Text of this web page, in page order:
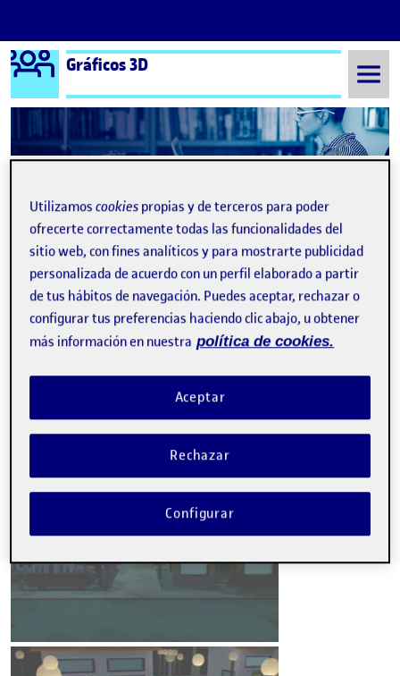
Saltar al contenido
Logo Ágora
Gráficos 3D
Navegación de entradas
Anterior: práctica final – Gráficos 3D Siguiente
Publicado porPráctica final
Publicado por
Antonio Ferrer Callejas
Visibilidad:
Pública - Fecha de publicación
2 Ene 2022 2 enero, 2022 9:47 pm
comentario en Práctica final
Os muestro mi trabajado realizado en la Práctica, espero que
Utilizamoscookies propias y de terceros para poder
ofrecerte correctamente todas las funcionalidades del
sitio web, con fines analíticos y para mostrarte publicidad
personalizada de acuerdo con un perfil elaborado a partir
de tus hábitos de navegación. Puedes aceptar, rechazar o
configurar tus preferencias haciendo clic abajo, u obtener
más información en nuestra política de cookies.
Rechazar
Aceptar
Configurar